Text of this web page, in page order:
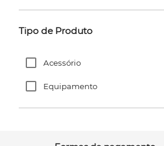
Tipo de Produto
Acessório
Equipamento